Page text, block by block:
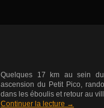
Quelques 17 km au sein
ascension du Petit Pico,
dans les éboulis et retour au
Continuer la lecture →